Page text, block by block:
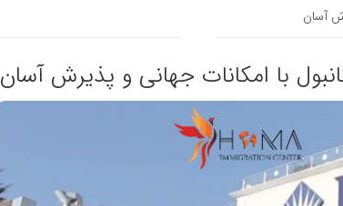
آسان
با امکانات جهانی و پذیرش آسان